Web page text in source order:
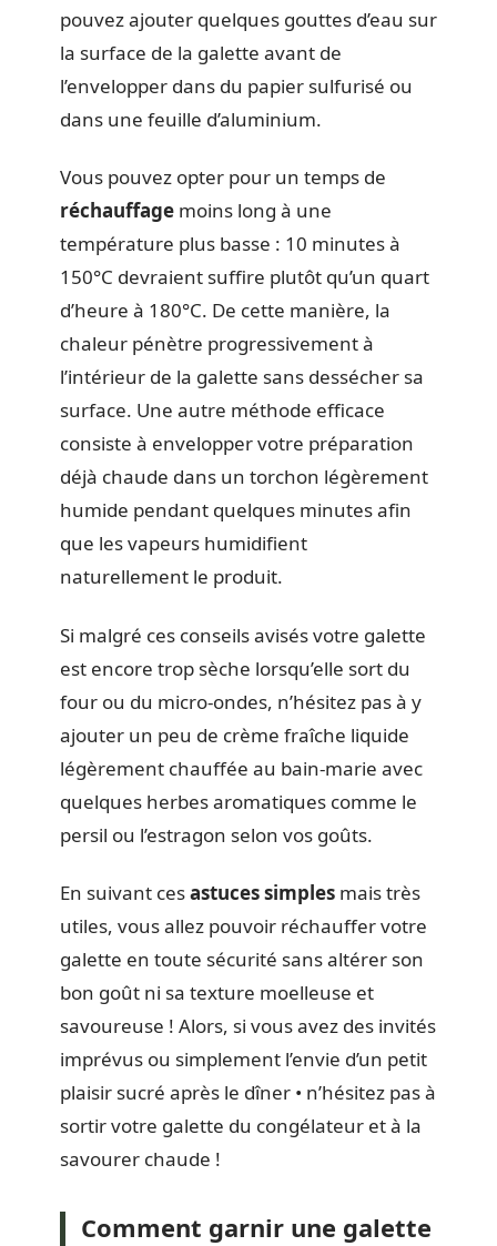
pouvez ajouter quelques gouttes d’eau sur
la surface de la galette avant de
l’envelopper dans du papier sulfurisé ou
dans une feuille d’aluminium.
Vous pouvez opter pour un temps de
réchauffage moins long à une
température plus basse : 10 minutes à
150°C devraient suffire plutôt qu’un quart
d’heure à 180°C. De cette manière, la
chaleur pénètre progressivement à
l’intérieur de la galette sans dessécher sa
surface. Une autre méthode efficace
consiste à envelopper votre préparation
déjà chaude dans un torchon légèrement
humide pendant quelques minutes afin
que les vapeurs humidifient
naturellement le produit.
Si malgré ces conseils avisés votre galette
est encore trop sèche lorsqu’elle sort du
four ou du micro-ondes, n’hésitez pas à y
ajouter un peu de crème fraîche liquide
légèrement chauffée au bain-marie avec
quelques herbes aromatiques comme le
persil ou l’estragon selon vos goûts.
En suivant cesastuces simples mais très
utiles, vous allez pouvoir réchauffer votre
galette en toute sécurité sans altérer son
bon goût ni sa texture moelleuse et
savoureuse ! Alors, si vous avez des invités
imprévus ou simplement l’envie d’un petit
plaisir sucré après le dîner • n’hésitez pas à
sortir votre galette du congélateur et à la
savourer chaude !
Comment garnir une galette